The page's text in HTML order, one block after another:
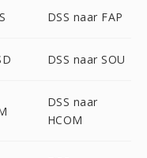
DSS naar FAP
DSS naar SOU
DSS naar
HCOM